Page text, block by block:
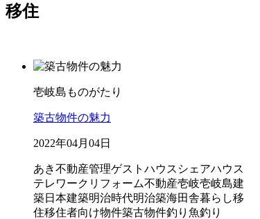
移住
壱岐島ものがたり
築古物件の魅力
2022年04月04日
あき不動産管理ゲストハウス シェアハウス
テレワーク リフォーム不動産壱岐壱岐島建
築日本建築明治時代明治築海田舎暮らし移
住移住者向け物件築古物件釣り 魚釣り